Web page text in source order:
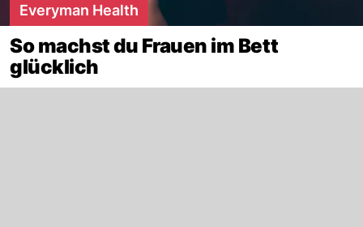
Everyman Health
So machst du Frauen im Bett
glücklich